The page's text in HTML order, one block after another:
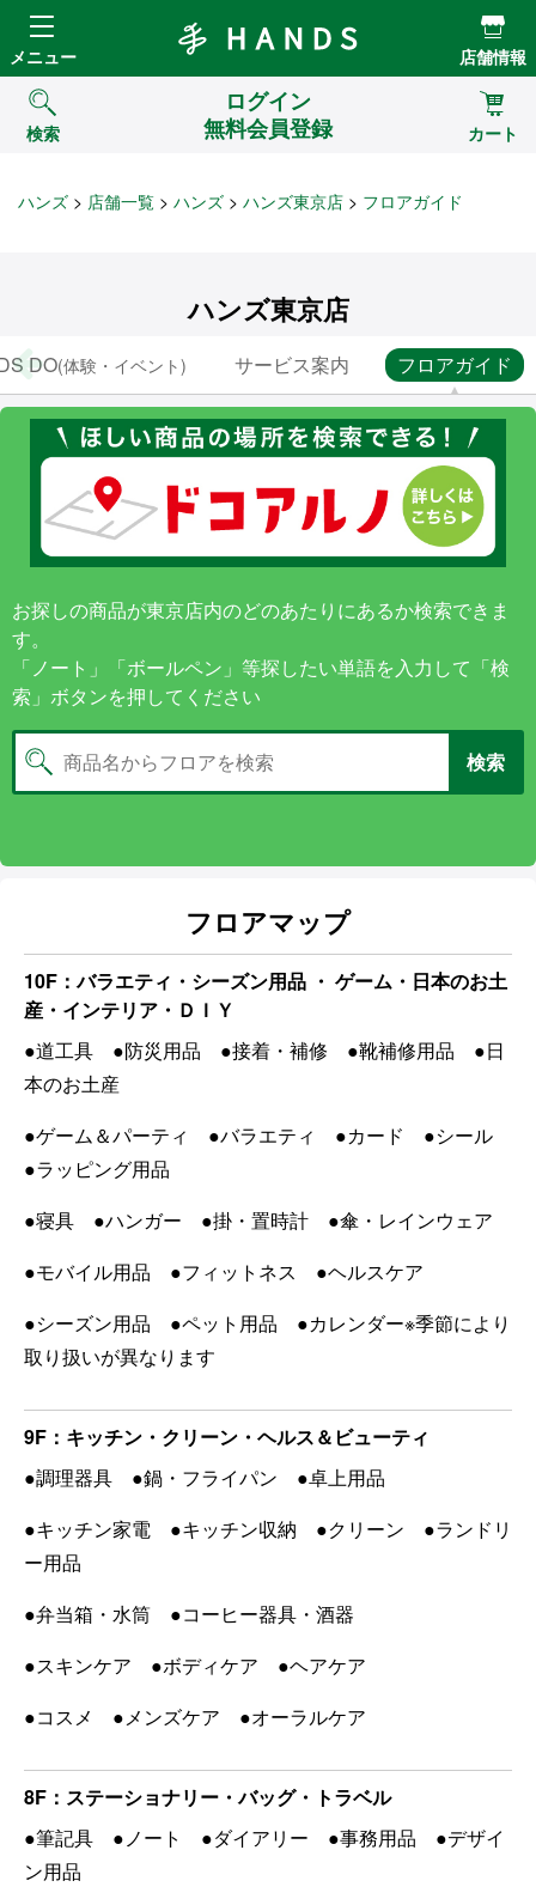
Hands ハンズ
メニュー 店舗情報
検索
ログイン
無料会員登録
カート
ハンズ 店舗一覧 ハンズ ハンズ東京店 フロアガイド
ハンズ東京店
DO(体験・イベント) サービス案内 フロアガイド
お探しの商品が東京店内のどのあたりにあるか検索できま
す。
「ノート」「ボールペン」等探したい単語を入力して「検
索」ボタンを押してください
検索
フロアマップ
10F：バラエティ・シーズン用品 ・ ゲーム・日本のお土
産・インテリア・ＤＩＹ
●道工具 ●防災用品 ●接着・補修 ●靴補修用品 ●日
本のお土産
●ゲーム＆パーティ ●バラエティ ●カード ●シール
●ラッピング用品
●寝具 ●ハンガー ●掛・置時計 ●傘・レインウェア
●モバイル用品 ●フィットネス ●ヘルスケア
●シーズン用品 ●ペット用品 ●カレンダー※季節により
取り扱いが異なります
9F：キッチン・クリーン・ヘルス＆ビューティ
●調理器具 ●鍋・フライパン ●卓上用品
●キッチン家電 ●キッチン収納 ●クリーン ●ランドリ
ー用品
●弁当箱・水筒 ●コーヒー器具・酒器
●スキンケア ●ボディケア ●ヘアケア
●コスメ ●メンズケア ●オーラルケア
8F：ステーショナリー・バッグ・トラベル
●筆記具 ●ノート ●ダイアリー ●事務用品 ●デザイ
ン用品